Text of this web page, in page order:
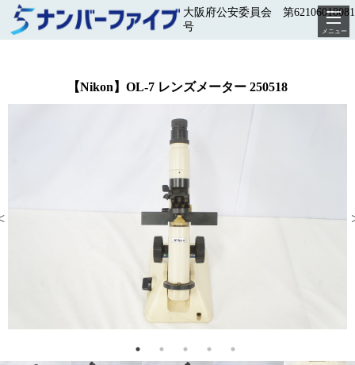
大阪府公安委員会 第
号
メニュー
【Nikon】OL-7 レンズメーター 250518